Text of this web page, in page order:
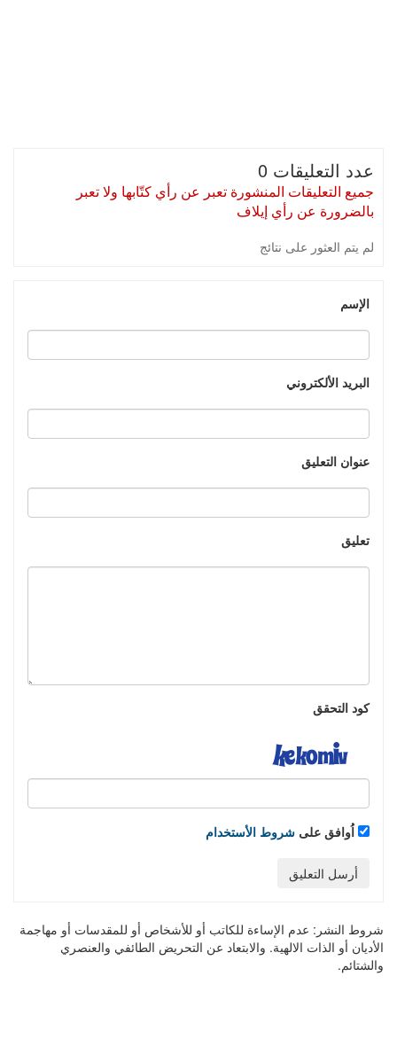
عدد التعليقات 0
جميع التعليقات المنشورة تعبر عن رأي كتّابها ولا تعبر
بالضرورة عن رأي إيلاف
لم يتم العثور على نتائج
الإسم
البريد الألكتروني
عنوان التعليق
تعليق
كود التحقق
اُوافق على شروط الأستخدام
أرسل التعليق
شروط النشر: عدم الإساءة للكاتب أو للأشخاص أو للمقدسات أو مهاجمة
الأديان أو الذات الالهية. والابتعاد عن التحريض الطائفي والعنصري
والشتائم.